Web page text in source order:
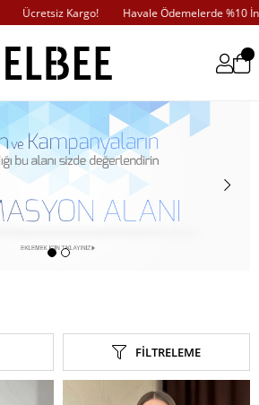
Ücretsiz Kargo! Havale Ödemelerde %10
FILTRELEME